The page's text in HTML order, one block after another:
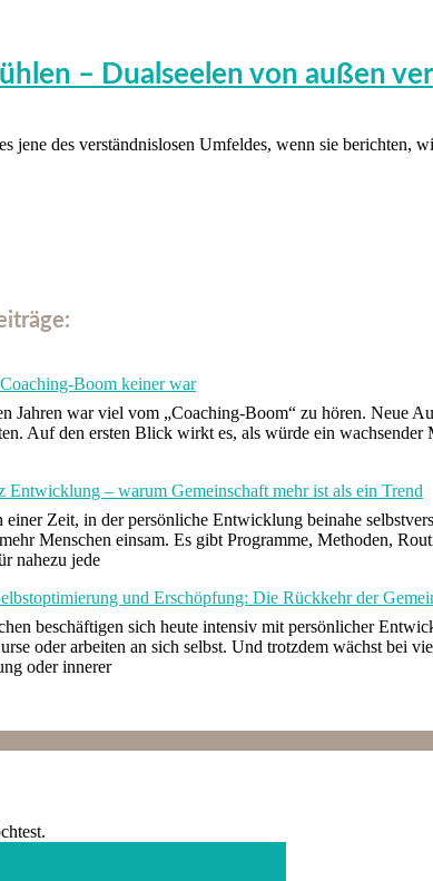
– Dualseelen von außen
des verständnislosen Umfeldes, wenn sie berichten,
Boom keiner war
Jahren war viel vom „Coaching-Boom“ zu hören. Neue
Auf den ersten Blick wirkt es, als würde ein wachsender
Entwicklung – warum Gemeinschaft mehr ist als ein Trend
einer Zeit, in der persönliche Entwicklung beinahe
Menschen einsam. Es gibt Programme, Methoden,
nahezu jede
und Erschöpfung: Die Rückkehr der
beschäftigen sich heute intensiv mit persönlicher
oder arbeiten an sich selbst. Und trotzdem wächst bei
oder innerer